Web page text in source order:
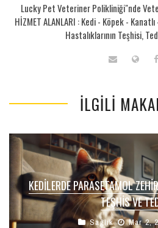
Lucky Pet Veteriner Polikliniği"nde
HİZMET ALANLARI : Kedi - Köpek -
Hastalıklarının Teşhisi,
İLGILI
KEDILERDE PARASETAMOL
TEŞHIS VE
Sağlık Mar 2,